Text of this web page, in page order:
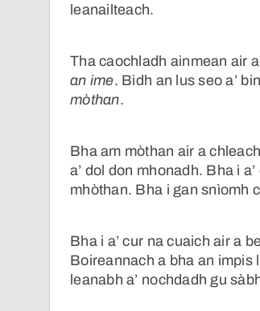
leanailteach.
Tha caochladh ainmean air
an ime. Bidh an lus seo a’
mòthan.
Bha am mòthan air a
a’ dol don mhonadh. Bha i
mhòthan. Bha i gan snìomh
Bha i a’ cur na cuaich air a
Boireannach a bha an impis
leanabh a’ nochdadh gu